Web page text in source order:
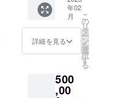
内】 ■
受講継
続のお
モニ
ター
体験し
ていた
【カウ
ンセリ
ング】
要：1時
間程度
2025年
7月末ま
20×320
mm 容
量：約
5L 素
ー
ト）、
トロー
ルとセ
キュリ
ティ
【オリ
ジナル
グッ
ズ】 ・
本体サ
イズ：
本体/約
220×22
mm･持
ち手/約
ただき
ます！
・収録
時間：2
分間 ・
提供方
メール
に添
年02
月
詳細を見る
こ
の
リ
タ
ー
ン
を
選
択
す
る
500
,00